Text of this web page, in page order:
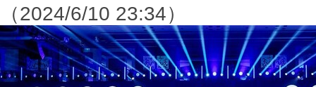
（2024/6/10 23:34）